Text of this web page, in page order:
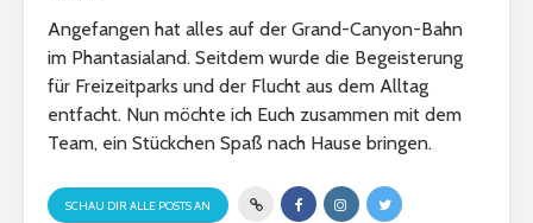
Angefangen hat alles auf der Grand-Canyon-Bahn
im Phantasialand. Seitdem wurde die Begeisterung
für Freizeitparks und der Flucht aus dem Alltag
entfacht. Nun möchte ich Euch zusammen mit dem
Team, ein Stückchen Spaß nach Hause bringen.
SCHAU DIR ALLE POSTS AN